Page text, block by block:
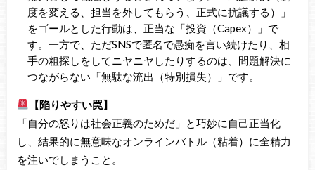
度を変える、担当を外してもらう、正式に抗議する）」
をゴールとした行動は、正当な「投資（Capex）」で
す。一方で、ただSNSで匿名で愚痴を言い続けたり、相
手の粗探しをしてニヤニヤしたりするのは、問題解決に
つながらない「無駄な流出（特別損失）」です。
【陥りやすい罠】
「自分の怒りは社会正義のためだ」と巧妙に自己正当化
し、結果的に無意味なオンラインバトル（粘着）に全精力
を注いでしまうこと。